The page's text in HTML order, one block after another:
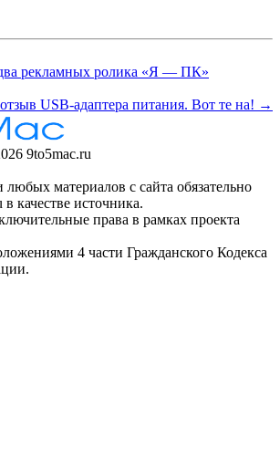
рекламных ролика «Я — ПК»
USB-адаптера питания. Вот те на! →
9to5mac.ru
материалов с сайта обязательно
качестве источника.
права в рамках проекта
4 части Гражданского Кодекса